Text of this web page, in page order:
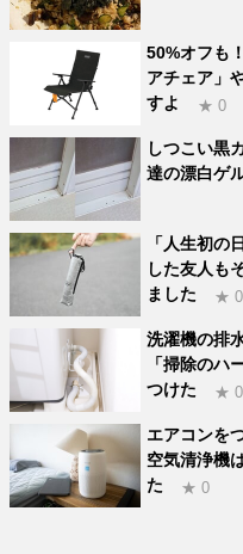
50%オフも
アチェア」
すよ
★ 0
しつこい黒
達の漂白ゲ
「人生初の
した友人も
ました
★ 0
洗濯機の排
「掃除のハ
つけた
★ 0
エアコンを
空気清浄機
た
★ 0